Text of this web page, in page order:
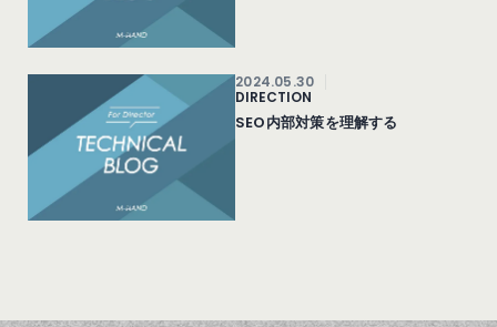
2024.05.30
DIRECTION
SEO内部対策を理解する